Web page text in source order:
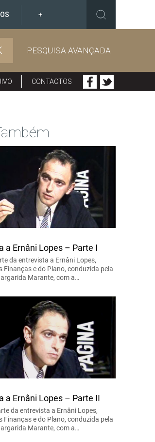
+
PESQUISA AVANÇADA
CONTACTOS
a Ernâni Lopes – Parte I
da entrevista a Ernâni Lopes,
Finanças e do Plano, conduzida pela
Marante, com a…
a Ernâni Lopes – Parte II
da entrevista a Ernâni Lopes,
Finanças e do Plano, conduzida pela
Marante, com a…